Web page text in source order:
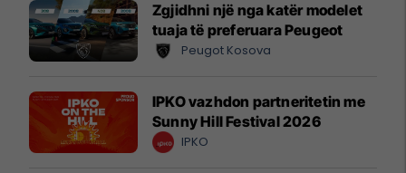
Zgjidhni një nga katër modelet
tuaja të preferuara Peugeot
Peugot Kosova
IPKO vazhdon partneritetin me
Sunny Hill Festival 2026
IPKO